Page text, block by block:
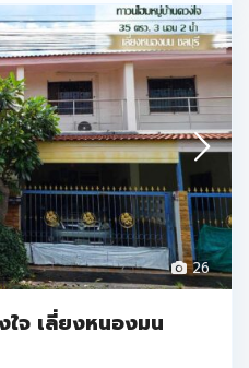
26
ใจ เลี่ยงหนองมน